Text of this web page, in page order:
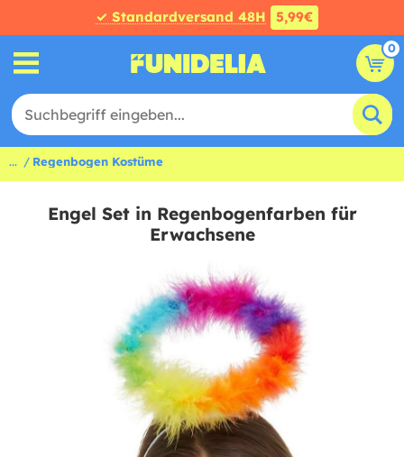
✓ Standardversand 48H 5,99€
0
... Regenbogen Kostüme
Engel Set in Regenbogenfarben für
Erwachsene